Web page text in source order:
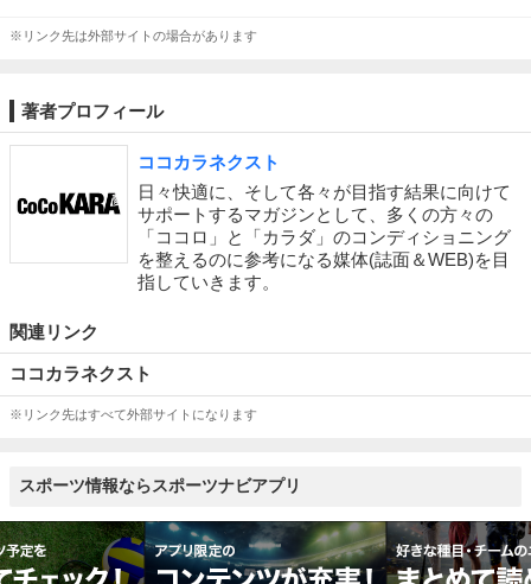
※リンク先は外部サイトの場合があります
著者プロフィール
ココカラネクスト
日々快適に、そして各々が目指す結果に向けて
サポートするマガジンとして、多くの方々の
「ココロ」と「カラダ」のコンディショニング
を整えるのに参考になる媒体(誌面＆WEB)を目
指していきます。
関連リンク
ココカラネクスト
※リンク先はすべて外部サイトになります
スポーツ情報ならスポーツナビアプリ